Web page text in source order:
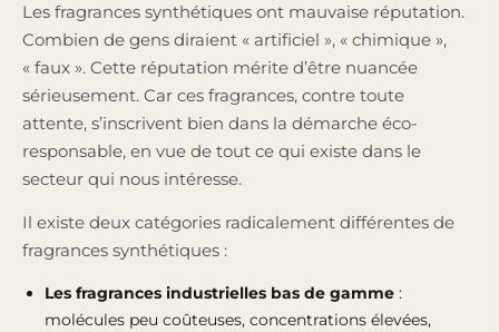
Les fragrances synthétiques ont mauvaise réputation.
Combien de gens diraient « artificiel », « chimique »,
« faux ». Cette réputation mérite d’être nuancée
sérieusement. Car ces fragrances, contre toute
attente, s’inscrivent bien dans la démarche éco-
responsable, en vue de tout ce qui existe dans le
secteur qui nous intéresse.
Il existe deux catégories radicalement différentes de
fragrances synthétiques :
Les fragrances industrielles bas de gamme :
molécules peu coûteuses, concentrations élevées,